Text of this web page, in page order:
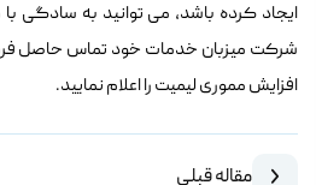
ایجاد کرده باشد، می توانید به سادگی با
شرکت میزبان خدمات خود تماس حاصل
افزایش مموری لیمیت را اعلام نمایید.
مقاله قبلی